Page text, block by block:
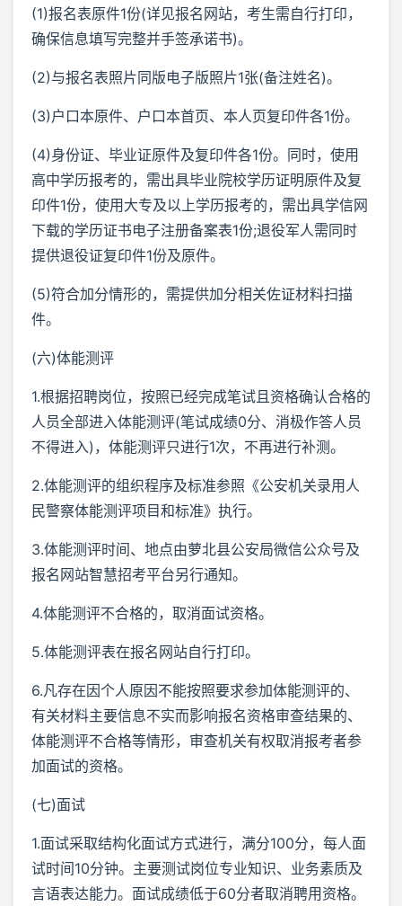
(1)报名表原件1份(详见报名网站，考生需自行打印，
确保信息填写完整并手签承诺书)。
(2)与报名表照片同版电子版照片1张(备注姓名)。
(3)户口本原件、户口本首页、本人页复印件各1份。
(4)身份证、毕业证原件及复印件各1份。同时，使用
高中学历报考的，需出具毕业院校学历证明原件及复
印件1份，使用大专及以上学历报考的，需出具学信网
下载的学历证书电子注册备案表1份;退役军人需同时
提供退役证复印件1份及原件。
(5)符合加分情形的，需提供加分相关佐证材料扫描
件。
(六)体能测评
1.根据招聘岗位，按照已经完成笔试且资格确认合格的
人员全部进入体能测评(笔试成绩0分、消极作答人员
不得进入)，体能测评只进行1次，不再进行补测。
2.体能测评的组织程序及标准参照《公安机关录用人
民警察体能测评项目和标准》执行。
3.体能测评时间、地点由萝北县公安局微信公众号及
报名网站智慧招考平台另行通知。
4.体能测评不合格的，取消面试资格。
5.体能测评表在报名网站自行打印。
6.凡存在因个人原因不能按照要求参加体能测评的、
有关材料主要信息不实而影响报名资格审查结果的、
体能测评不合格等情形，审查机关有权取消报考者参
加面试的资格。
(七)面试
1.面试采取结构化面试方式进行，满分100分，每人面
试时间10分钟。主要测试岗位专业知识、业务素质及
言语表达能力。面试成绩低于60分者取消聘用资格。